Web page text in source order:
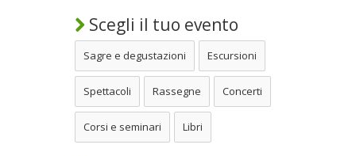
Scegli il tuo evento
Sagre e degustazioni Escursioni
Spettacoli Rassegne Concerti
Corsi e seminari Libri